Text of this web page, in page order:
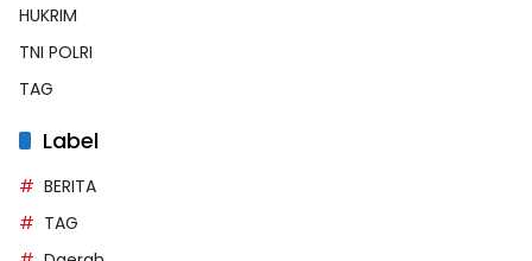
HUKRIM
TNI POLRI
TAG
Label
BERITA
TAG